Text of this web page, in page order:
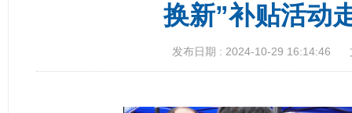
换新”补贴活动
发布日期 : 2024-10-29 16:14:46